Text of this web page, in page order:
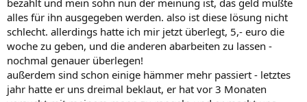
bezahlt und mein sohn nun der meinung ist, das geld müßte
alles für ihn ausgegeben werden. also ist diese lösung nicht
schlecht. allerdings hatte ich mir jetzt überlegt, 5,- euro die
woche zu geben, und die anderen abarbeiten zu lassen -
nochmal genauer überlegen!
außerdem sind schon einige hämmer mehr passiert - letztes
jahr hatte er uns dreimal beklaut, er hat vor 3 Monaten